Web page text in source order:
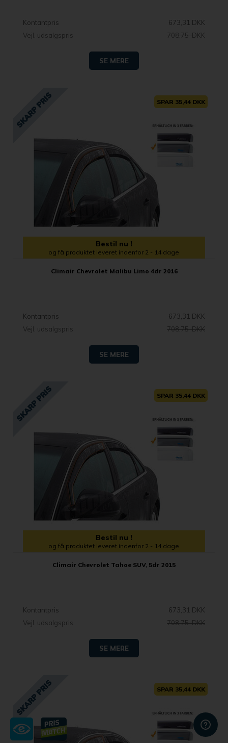
Kontantpris
673,31 DKK
Vejl. udsalgspris
708,75 DKK
SE MERE
SPAR 35,44 DKK
Bestil nu !
og få produktet leveret indenfor 2 - 14 dage
Climair Chevrolet Malibu Limo 4dr 2016
Kontantpris
673,31 DKK
Vejl. udsalgspris
708,75 DKK
SE MERE
SPAR 35,44 DKK
Bestil nu !
og få produktet leveret indenfor 2 - 14 dage
Climair Chevrolet Tahoe SUV, 5dr 2015
Kontantpris
673,31 DKK
Vejl. udsalgspris
708,75 DKK
SE MERE
SPAR 35,44 DKK